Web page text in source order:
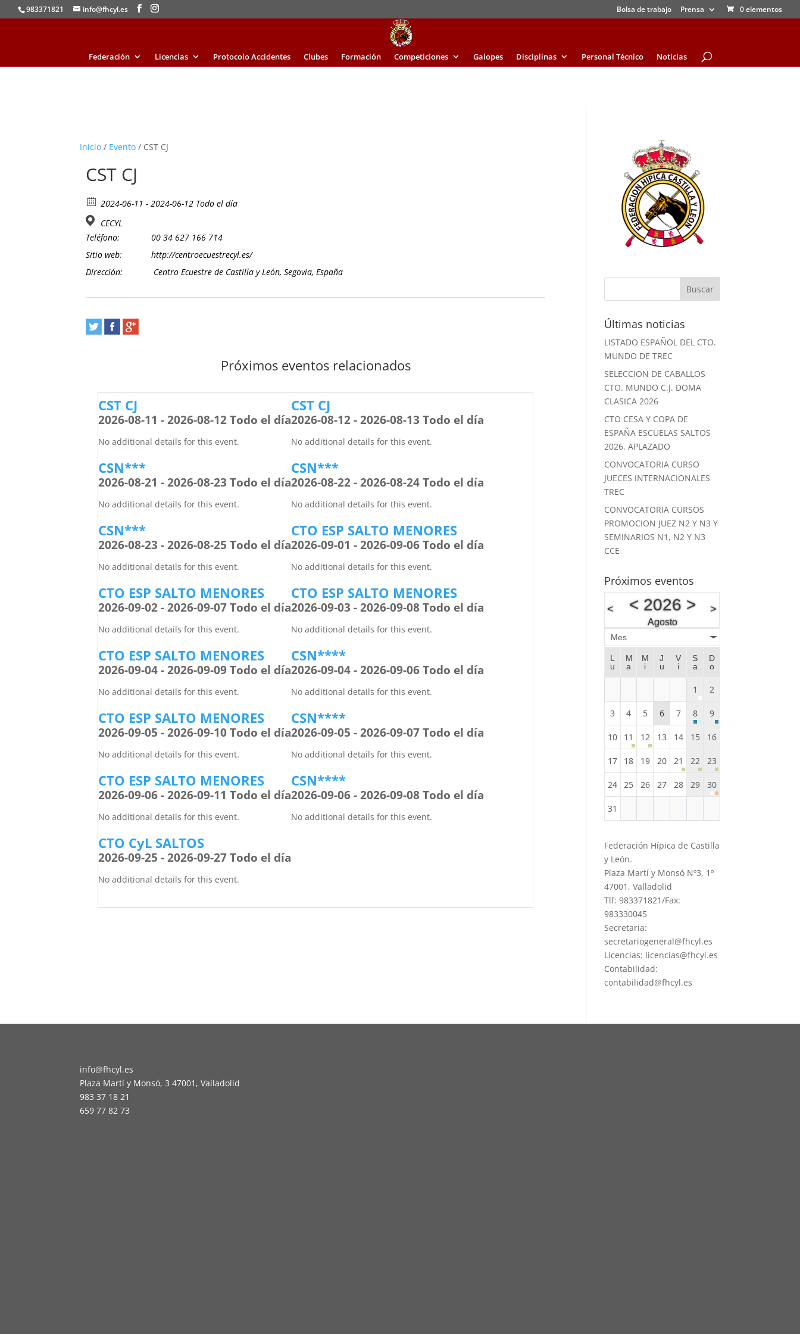
983371821 info@fhcyl.es Bolsa de trabajo Prensa 0 elementos
Federación Licencias Protocolo Accidentes Clubes Formación Competiciones Galopes Disciplinas Personal Técnico Noticias
Inicio / Evento / CST CJ
CST CJ
2024-06-11 - 2024-06-12 Todo el día
CECYL
Teléfono:
00 34 627 166 714
Sitio web:
http://centroecuestrecyl.es/
Dirección:
Centro Ecuestre de Castilla y León, Segovia, España
Próximos eventos relacionados
CST CJ
2026-08-11 - 2026-08-12 Todo el día
No additional details for this event.
CST CJ
2026-08-12 - 2026-08-13 Todo el día
No additional details for this event.
CSN***
2026-08-21 - 2026-08-23 Todo el día
No additional details for this event.
CSN***
2026-08-22 - 2026-08-24 Todo el día
No additional details for this event.
CSN***
2026-08-23 - 2026-08-25 Todo el día
No additional details for this event.
CTO ESP SALTO MENORES
2026-09-01 - 2026-09-06 Todo el día
No additional details for this event.
CTO ESP SALTO MENORES
2026-09-02 - 2026-09-07 Todo el día
No additional details for this event.
CTO ESP SALTO MENORES
2026-09-03 - 2026-09-08 Todo el día
No additional details for this event.
CTO ESP SALTO MENORES
2026-09-04 - 2026-09-09 Todo el día
No additional details for this event.
CSN****
2026-09-04 - 2026-09-06 Todo el día
No additional details for this event.
CTO ESP SALTO MENORES
2026-09-05 - 2026-09-10 Todo el día
No additional details for this event.
CSN****
2026-09-05 - 2026-09-07 Todo el día
No additional details for this event.
CTO ESP SALTO MENORES
2026-09-06 - 2026-09-11 Todo el día
No additional details for this event.
CSN****
2026-09-06 - 2026-09-08 Todo el día
No additional details for this event.
CTO CyL SALTOS
2026-09-25 - 2026-09-27 Todo el día
No additional details for this event.
Últimas noticias
LISTADO ESPAÑOL DEL CTO.
MUNDO DE TREC
SELECCION DE CABALLOS
CTO. MUNDO C.J. DOMA
CLASICA 2026
CTO CESA Y COPA DE
ESPAÑA ESCUELAS SALTOS
2026. APLAZADO
CONVOCATORIA CURSO
JUECES INTERNACIONALES
TREC
CONVOCATORIA CURSOS
PROMOCION JUEZ N2 Y N3 Y
SEMINARIOS N1, N2 Y N3
CCE
Próximos eventos
< <2026 >
Agosto
>
Mes
L
u
M
a
M
i
J
u
V
i
S
a
D
o
1 2
3 4 5 6 7 8 9
10 11 12 13 14 15 16
17 18 19 20 21 22 23
24 25 26 27 28 29 30
31
Federación Hípica de Castilla
y León.
Plaza Martí y Monsó Nº3, 1º
47001, Valladolid
Tlf: 983371821/Fax:
983330045
Secretaria:
secretariogeneral@fhcyl.es
Licencias: licencias@fhcyl.es
Contabilidad:
contabilidad@fhcyl.es
info@fhcyl.es
Plaza Martí y Monsó, 3 47001, Valladolid
983 37 18 21
659 77 82 73